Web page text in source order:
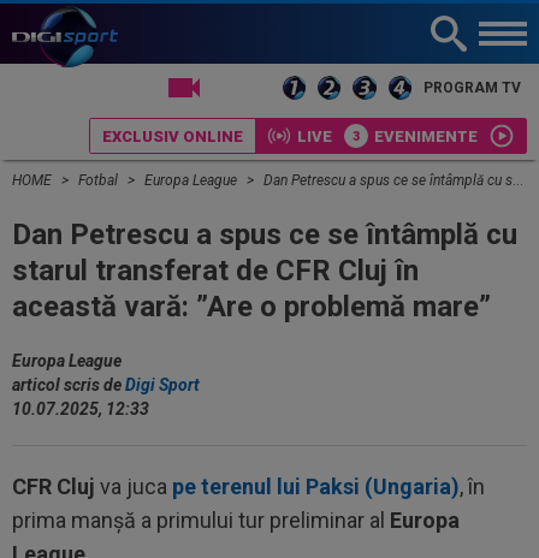
PROGRAM TV
EXCLUSIV ONLINE LIVE EVENIMENTE
HOME Fotbal Europa League Dan Petrescu a spus ce se întâmplă cu starul transferat de CFR Cluj în această vară: ”Are o problemă mare”
Dan Petrescu a spus ce se întâmplă cu
starul transferat de CFR Cluj în
această vară: ”Are o problemă mare”
Europa League
articol scris deDigi Sport
10.07.2025, 12:33
CFR Cluj va juca pe terenul lui Paksi (Ungaria), în
prima manșă a primului tur preliminar al Europa